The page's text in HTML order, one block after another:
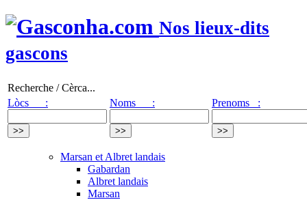
Nos lieux-dits
gascons
Recherche / Cèrca...
Lòcs :
Noms : Prenoms :
Marsan et Albret landais
Gabardan
Albret landais
Marsan